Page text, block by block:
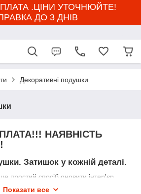
.ЦІНИ УТОЧНЮЙТЕ!
ДО 3 ДНІВ
Декоративні подушки
НАЯВНІСТЬ
Затишок у кожній деталі.
простий спосіб оновити інтер'єр.
тепла та затишку, розставляють
Показати все